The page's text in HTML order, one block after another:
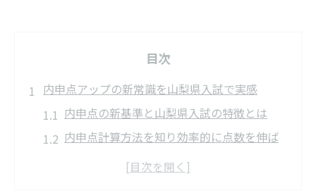
目次
内申点アップの新常識を山梨県入試で実感
内申点の新基準と山梨県入試の特徴とは
内申点計算方法を知り効率的に点数を伸ば